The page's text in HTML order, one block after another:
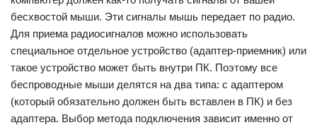
бесхвостой мыши. Эти сигналы мышь передает по радио.
Для приема радиосигналов можно использовать
специальное отдельное устройство (адаптер-приемник) или
такое устройство может быть внутри ПК. Поэтому все
беспроводные мыши делятся на два типа: с адаптером
(который обязательно должен быть вставлен в ПК) и без
адаптера. Выбор метода подключения зависит именно от